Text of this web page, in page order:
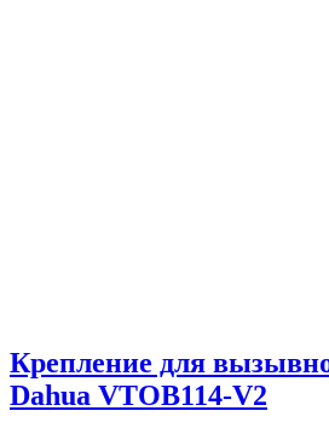
Крепление для
Dahua VTOB114-V2